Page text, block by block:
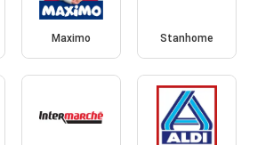
Maximo Stanhome